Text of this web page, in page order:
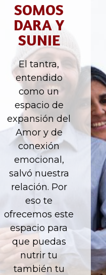
SOMOS
DARA Y
SUNIE
El tantra,
entendido
como un
espacio de
expansión del
Amor y de
conexión
emocional,
salvó nuestra
relación. Por
eso te
ofrecemos este
espacio para
que puedas
nutrir tu
también tu